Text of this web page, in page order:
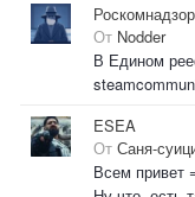
От Nodder
В Едином
ESEA
От Саня-
Всем привет